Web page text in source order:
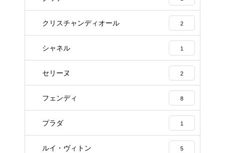
クリスチャンディオール 2
シャネル 1
セリーヌ 2
フェンディ 8
プラダ 1
ルイ・ヴィトン 5